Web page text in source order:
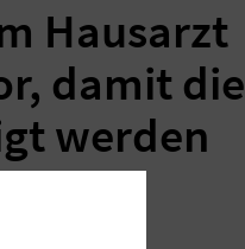
Hausarzt
damit die
werden